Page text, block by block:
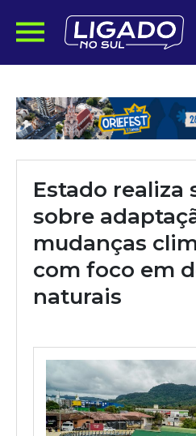
Estado realiza
sobre
mudanças
com foco em
naturais